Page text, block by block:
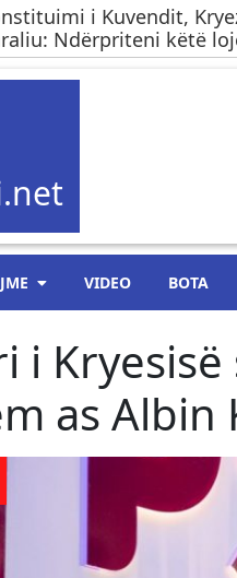
i Kuvendit,
Ndërpriteni këtë
VIDEO BOTA
i Kryesisë
as